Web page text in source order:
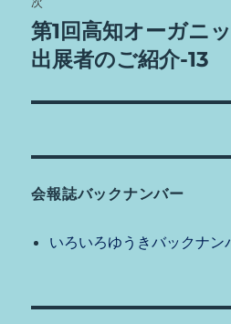
ー
シ
ン
次
の
稿:
第1回高知オーガニ
出展者のご紹介-13
会報誌バックナンバー
いろいろゆうきバックナン